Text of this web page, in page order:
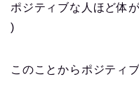
ポジティブな人ほど体
)
このことからポジティ